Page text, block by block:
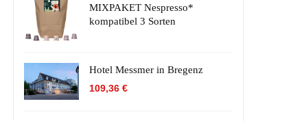
MIXPAKET Nespresso*
kompatibel 3 Sorten
Hotel Messmer in Bregenz
109,36 €